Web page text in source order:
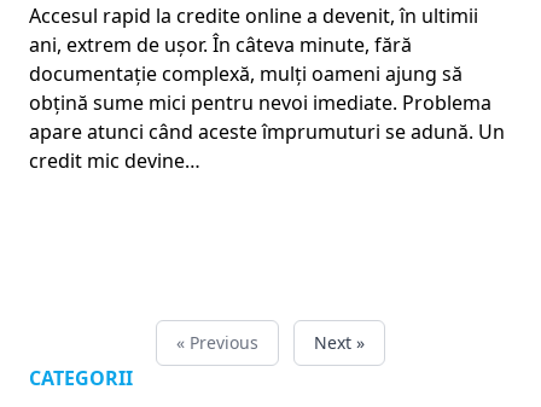
Accesul rapid la credite online a devenit, în ultimii
ani, extrem de ușor. În câteva minute, fără
documentație complexă, mulți oameni ajung să
obțină sume mici pentru nevoi imediate. Problema
apare atunci când aceste împrumuturi se adună. Un
credit mic devine…
« Previous Next »
CATEGORII